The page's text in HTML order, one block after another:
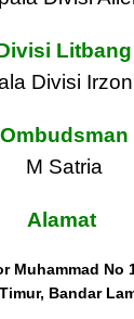
Litbang
Divisi
Ombudsman
M Satria
Alamat
Muhammad No
Bandar